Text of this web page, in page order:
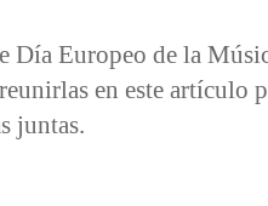
Día Europeo de la
en este artículo
juntas.